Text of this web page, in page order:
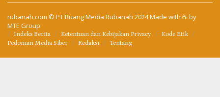
rubanah.com © PT Ruang Media Rubanah 2024 Made with ☕ by
MTE Group
Indeks Berita Ketentuan dan Kebijakan Privacy
Kode Etik
Pedoman Media Siber
Redaksi Tentang